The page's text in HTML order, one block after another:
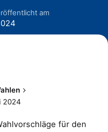
am
2024
für den